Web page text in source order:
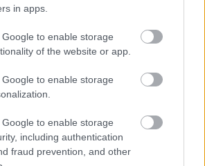
in apps.
to enable storage
of the website or app.
to enable storage
to enable storage
including authentication
fraud prevention, and other
η λέξη «ρίψασπις»
κάνουν αίτηση σήμερα –
600 ευρώ